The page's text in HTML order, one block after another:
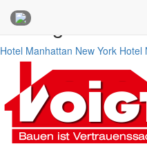
Anzeigen
Hotel Manhattan New York Hotel